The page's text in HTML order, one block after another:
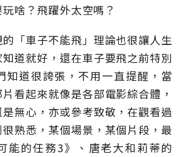
啥？飛躍外太空嗎？
「車子不能飛」理論也很讓人生
道就好，還在車子要飛之前特別
知道很誇張，不用一直提醒，當
看起來就像是各部電影綜合體，
無心，亦或參考致敬，在觀看過
熟悉，某個場景，某個片段，最
能的任務3》、唐老大和莉蒂的